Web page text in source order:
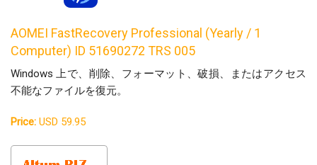
AOMEI FastRecovery Professional (Yearly / 1
Computer) ID 51690272 TRS 005
Windows 上で、削除、フォーマット、破損、またはアクセス
不能なファイルを復元。
Price: USD 59.95